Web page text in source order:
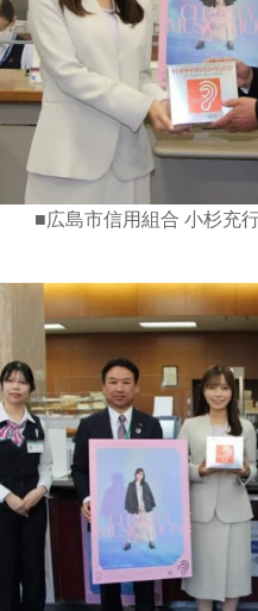
■広島市信用組合 小杉充